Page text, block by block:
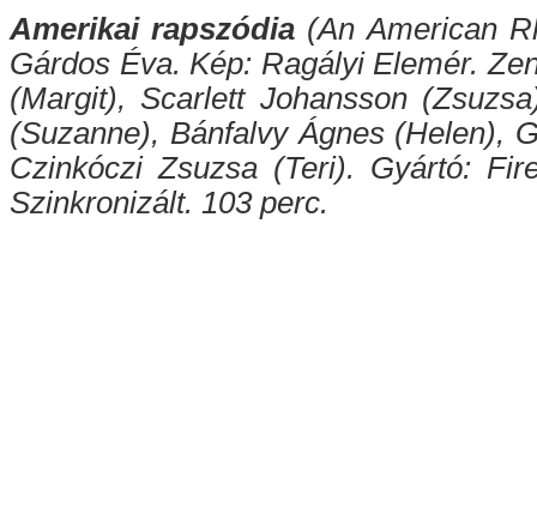
Amerikai rapszódia (An American
Gárdos Éva. Kép: Ragályi Elemér.
(Margit), Scarlett Johansson
(Suzanne), Bánfalvy Ágnes (Helen),
Czinkóczi Zsuzsa (Teri). Gyártó:
Szinkronizált. 103 perc.